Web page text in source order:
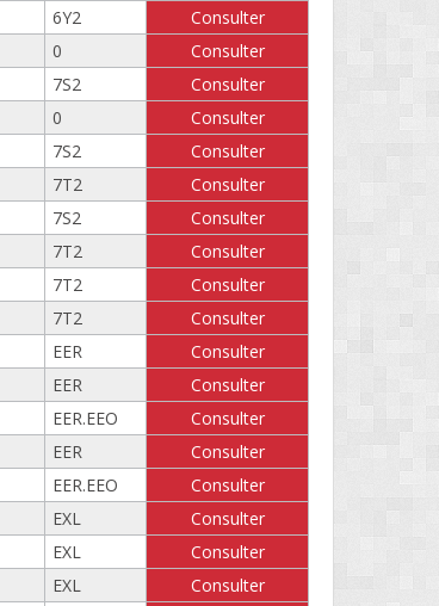
6Y2
Consulter
0
Consulter
7S2
Consulter
0
Consulter
7S2
Consulter
7T2
Consulter
7S2
Consulter
7T2
Consulter
7T2
Consulter
7T2
Consulter
EER
Consulter
EER
Consulter
EER.EEO
Consulter
EER
Consulter
EER.EEO
Consulter
EXL
Consulter
EXL
Consulter
EXL
Consulter